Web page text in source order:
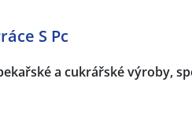
S Pc
a cukrářské výroby,